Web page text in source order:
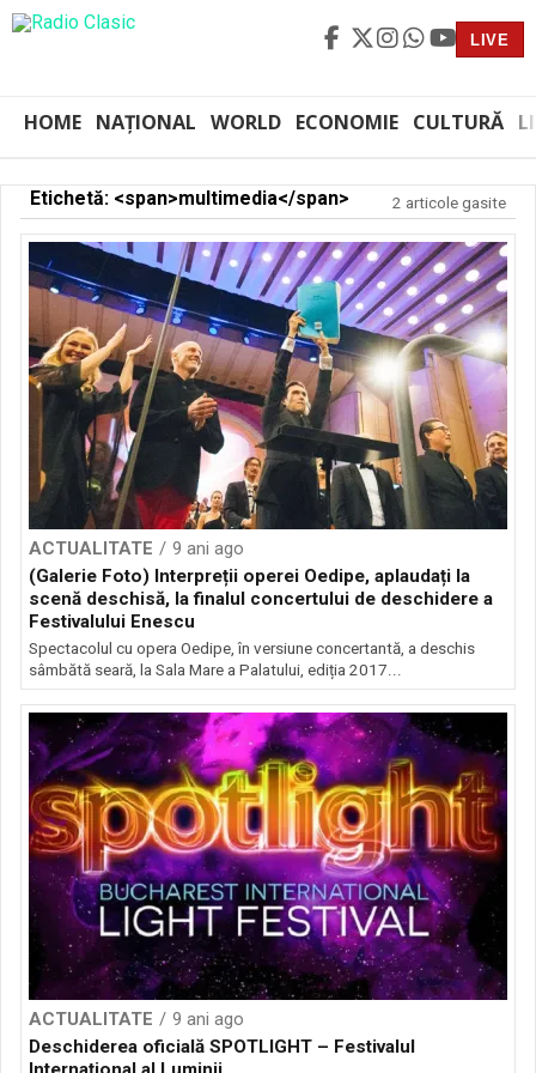
LIVE
HOME NAȚIONAL WORLD ECONOMIE CULTURĂ
Etichetă: <span>multimedia</span> 2 articole gasite
ACTUALITATE
9 ani ago
(Galerie Foto) Interpreții operei Oedipe, aplaudați la
scenă deschisă, la finalul concertului de deschidere a
Festivalului Enescu
Spectacolul cu opera Oedipe, în versiune concertantă, a deschis
sâmbătă seară, la Sala Mare a Palatului, ediția 2017...
ACTUALITATE
9 ani ago
Deschiderea oficială SPOTLIGHT – Festivalul